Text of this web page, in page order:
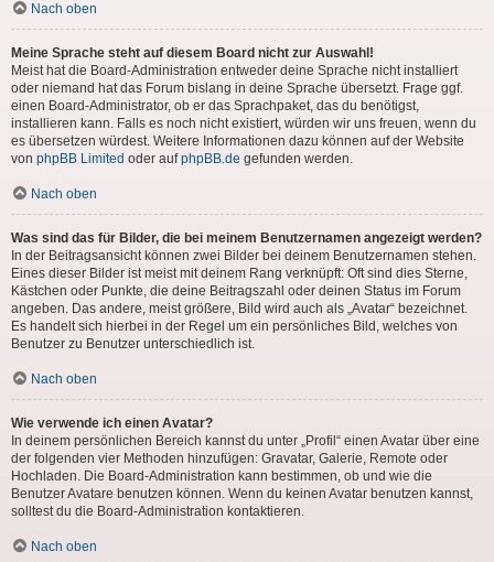
Nach oben
Meine Sprache steht auf diesem Board nicht zur Auswahl!
Meist hat die Board-Administration entweder deine Sprache nicht installiert
oder niemand hat das Forum bislang in deine Sprache übersetzt. Frage ggf.
einen Board-Administrator, ob er das Sprachpaket, das du benötigst,
installieren kann. Falls es noch nicht existiert, würden wir uns freuen, wenn du
es übersetzen würdest. Weitere Informationen dazu können auf der Website
von phpBB Limited oder aufphpBB.de gefunden werden.
Nach oben
Was sind das für Bilder, die bei meinem Benutzernamen angezeigt werden?
In der Beitragsansicht können zwei Bilder bei deinem Benutzernamen stehen.
Eines dieser Bilder ist meist mit deinem Rang verknüpft: Oft sind dies Sterne,
Kästchen oder Punkte, die deine Beitragszahl oder deinen Status im Forum
angeben. Das andere, meist größere, Bild wird auch als „Avatar“ bezeichnet.
Es handelt sich hierbei in der Regel um ein persönliches Bild, welches von
Benutzer zu Benutzer unterschiedlich ist.
Nach oben
Wie verwende ich einen Avatar?
In deinem persönlichen Bereich kannst du unter „Profil“ einen Avatar über eine
der folgenden vier Methoden hinzufügen: Gravatar, Galerie, Remote oder
Hochladen. Die Board-Administration kann bestimmen, ob und wie die
Benutzer Avatare benutzen können. Wenn du keinen Avatar benutzen kannst,
solltest du die Board-Administration kontaktieren.
Nach oben